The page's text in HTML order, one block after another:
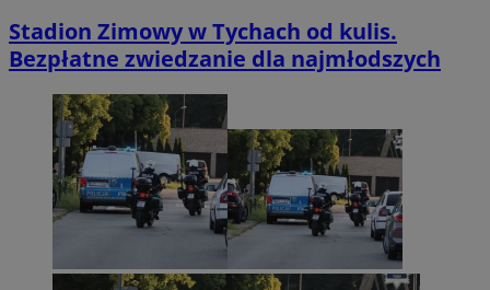
Stadion Zimowy w Tychach od kulis.
Bezpłatne zwiedzanie dla najmłodszych